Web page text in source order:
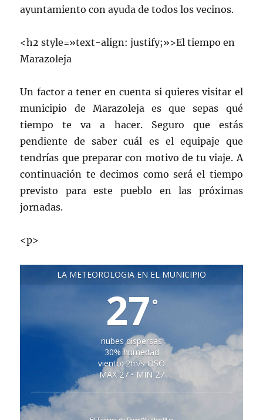
ayuntamiento con ayuda de todos los vecinos.
<h2 style=»text-align: justify;»>El tiempo en
Marazoleja
Un factor a tener en cuenta si quieres visitar el
municipio de Marazoleja es que sepas qué
tiempo te va a hacer. Seguro que estás
pendiente de saber cuál es el equipaje que
tendrías que preparar con motivo de tu viaje. A
continuación te decimos como será el tiempo
previsto para este pueblo en las próximas
jornadas.
<p>
LA METEOROLOGÍA EN EL MUNICIPIO
27 °
nubes dispersas
30% humedad
viento: 2m/s OSO
MAX 27 • MIN 27